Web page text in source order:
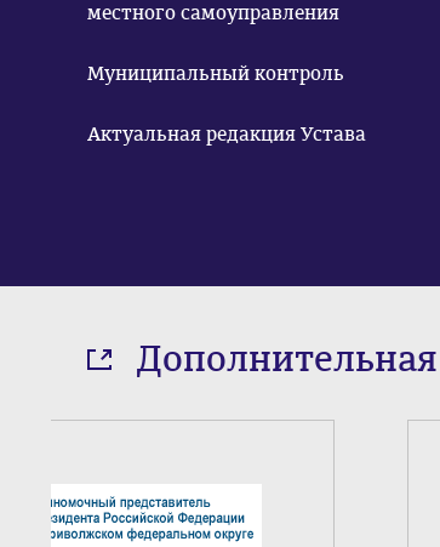
местного самоуправления
Муниципальный контроль
Актуальная редакция Устава